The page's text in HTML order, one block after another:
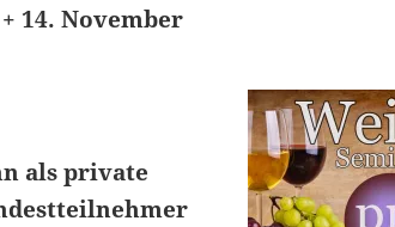
+ 14. November
als private